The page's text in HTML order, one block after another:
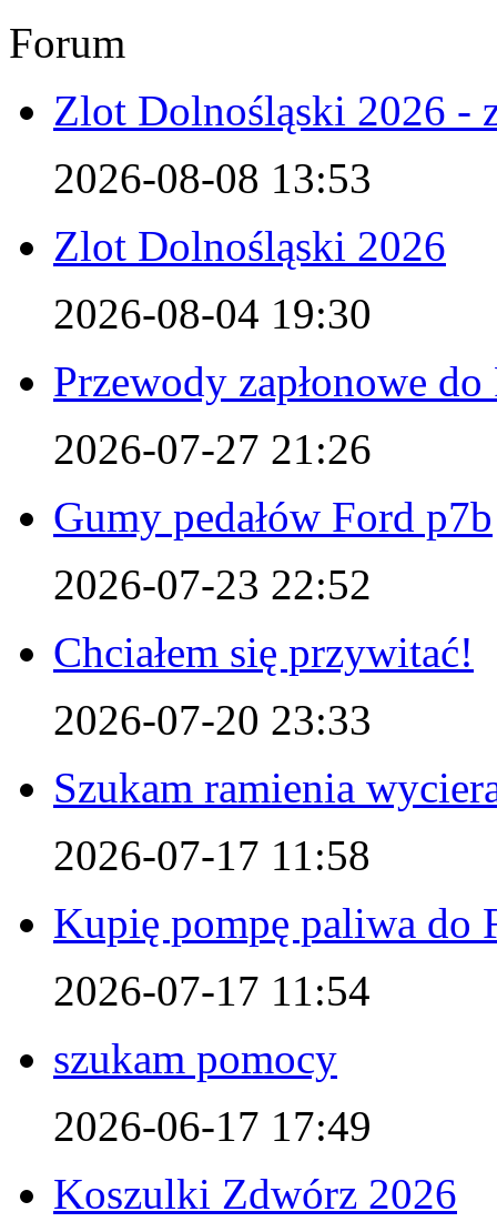
Forum
Zlot Dolnośląski 2026 -
2026-08-08 13:53
Zlot Dolnośląski 2026
2026-08-04 19:30
Przewody zapłonowe
2026-07-27 21:26
Gumy pedałów Ford p7b
2026-07-23 22:52
Chciałem się przywitać!
2026-07-20 23:33
Szukam ramienia
2026-07-17 11:58
Kupię pompę paliwa do
2026-07-17 11:54
szukam pomocy
2026-06-17 17:49
Koszulki Zdwórz 2026